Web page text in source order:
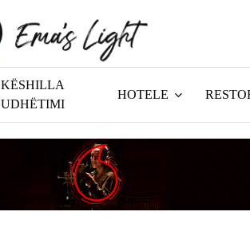
KËSHILLA
UDHËTIMI
HOTELE